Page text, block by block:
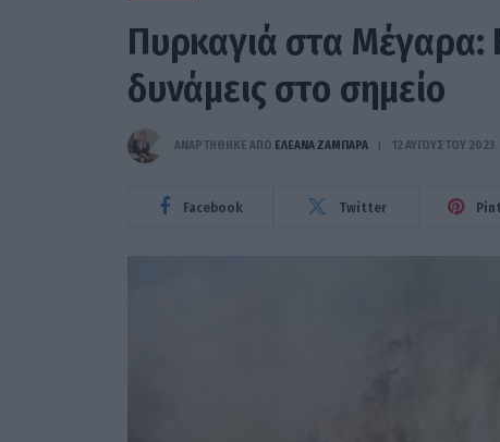
Πυρκαγιά στα Μέγαρα:
δυνάμεις στο σημείο
ΑΝΑΡΤΗΘΗΚΕ ΑΠΟ ΕΛΕΑΝΑ ΖΑΜΠΑΡΑ 12 ΑΥΓΟΎΣΤΟΥ 2023
Facebook Twitter